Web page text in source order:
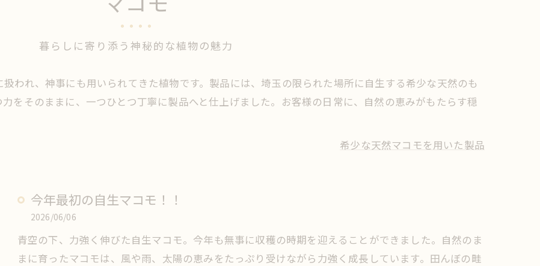
暮らしに寄り添う神秘的な植物の魅力
われ、神事にも用いられてきた植物です。製品には、埼玉の限られた場所に自生する希少な天然のも
をそのままに、一つひとつ丁寧に製品へと仕上げました。お客様の日常に、自然の恵みがもたらす穏
希少な天然マコモを用いた製品
今年最初の自生マコモ！！
2026/06/06
青空の下、力強く伸びた自生マコモ。今年も無事に収穫の時期を迎えることができました。自然のま
まに育ったマコモは、風や雨、太陽の恵みをたっぷり受けながら力強く成長しています。田んぼの畦